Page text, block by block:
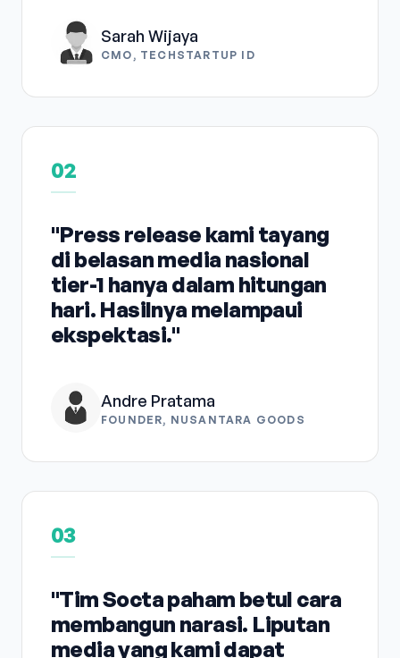
Sarah Wijaya
CMO, TECHSTARTUP ID
02
"Press release kami tayang
di belasan media nasional
tier-1 hanya dalam hitungan
hari. Hasilnya melampaui
ekspektasi."
Andre Pratama
FOUNDER, NUSANTARA GOODS
03
"Tim Socta paham betul cara
membangun narasi. Liputan
media yang kami dapat